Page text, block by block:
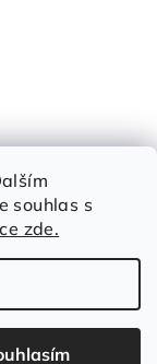
souhlas s
zde.